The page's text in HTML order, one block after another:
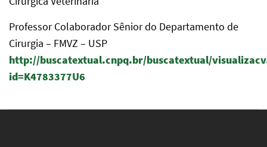
Professor Colaborador Sênior do Departamento de
Cirurgia – FMVZ – USP
http://buscatextual.cnpq.br/buscatextual/
id=K4783377U6